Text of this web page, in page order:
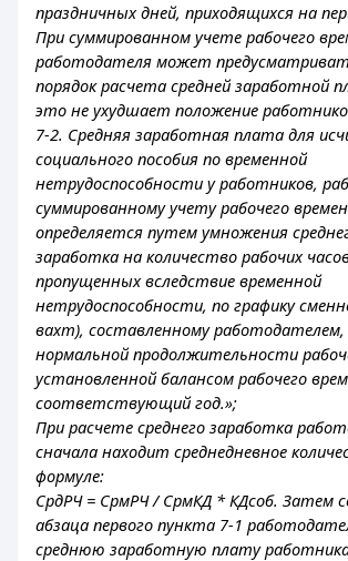
праздничных дней, приходящихся на
При суммированном учете рабочего
работодателя может
порядок расчета средней заработной
это не ухудшает положение
7-2. Средняя заработная плата для
социального пособия по временной
нетрудоспособности у работников,
суммированному учету рабочего
определяется путем умножения
заработка на количество рабочих
пропущенных вследствие временной
нетрудоспособности, по графику
вахт), составленному работодателем,
нормальной продолжительности
установленной балансом рабочего
соответствующий год.»;
При расчете среднего заработка
сначала находит среднедневное
формуле:
СрдРЧ = СрмРЧ / СрмКД * КДсоб. Затем
абзаца первого пункта 7-1
среднюю заработную плату